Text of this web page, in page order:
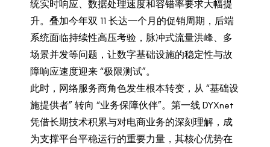
统实时响应、数据处理速度和容错率要求大幅提
升。叠加今年双 11 长达一个月的促销周期，后端
系统面临持续性高压考验，脉冲式流量洪峰、多
场景并发等问题，让数字基础设施的稳定性与故
障响应速度迎来 “极限测试”。
此时，网络服务商角色发生根本转变，从 “基础设
施提供者” 转向 “业务保障伙伴”。第一线 DYXnet
凭借长期技术积累与对电商业务的深刻理解，成
为支撑平台平稳运行的重要力量，其核心优势在